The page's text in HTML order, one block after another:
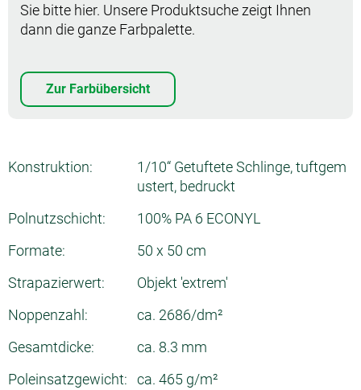
Sie bitte hier. Unsere Produktsuche zeigt Ihnen
dann die ganze Farbpalette.
Zur Farbübersicht
Konstruktion:
1/10“ Getuftete Schlinge, tuftgem
ustert, bedruckt
Polnutzschicht:
100% PA 6 ECONYL
Formate:
50 x 50 cm
Strapazierwert:
Objekt 'extrem'
Noppenzahl:
ca. 2686/dm²
Gesamtdicke:
ca. 8.3 mm
Poleinsatzgewicht:
ca. 465 g/m²